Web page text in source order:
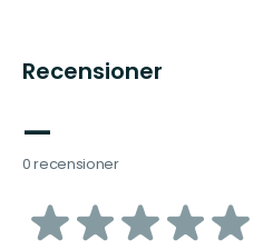
Recensioner
—
0 recensioner
av